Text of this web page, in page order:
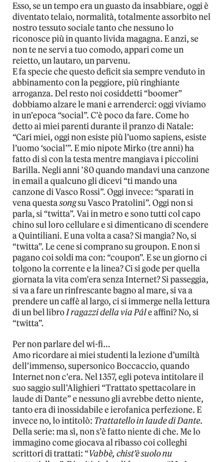
Esso, se un tempo era un guasto da insabbiare, oggi è
diventato telaio, normalità, totalmente assorbito nel
nostro tessuto sociale tanto che nessuno lo
riconosce più in quanto livida magagna. E anzi, se
non te ne servi a tuo comodo, appari come un
reietto, un lautaro, un parvenu.
E fa specie che questo deficit sia sempre venduto in
abbinamento con la peggiore, più ringhiante
arroganza. Del resto noi cosiddetti “boomer”
dobbiamo alzare le mani e arrenderci: oggi viviamo
in un’epoca “social”. C’è poco da fare. Come ho
detto ai miei parenti durante il pranzo di Natale:
“Cari miei, oggi non esiste più l’uomo sapiens, esiste
l’uomo ‘social’”. E mio nipote Mirko (tre anni) ha
fatto di sì con la testa mentre mangiava i piccolini
Barilla. Negli anni ’80 quando mandavi una canzone
in email a qualcuno gli dicevi “ti mando una
canzone di Vasco Rossi”. Oggi invece: “sparati in
vena questasongsu Vasco Pratolini”. Oggi non si
parla, si “twitta”. Vai in metro e sono tutti col capo
chino sul loro cellulare e si dimenticano di scendere
a Quintiliani. E una volta a casa? Si mangia? No, si
“twitta”. Le cene si comprano su groupon. E non si
pagano coi soldi ma con: “coupon”. E se un giorno ci
tolgono la corrente e la linea? Ci si gode per quella
giornata la vita com’era senza Internet? Si passeggia,
si va a fare un rinfrescante bagno al mare, si va a
prendere un caffè al largo, ci si immerge nella lettura
di un bel libroI ragazzi della via Pále affini? No, si
“twitta”.
Per non parlare del wi-fi…
Amo ricordare ai miei studenti la lezione d’umiltà
dell’immenso, supersonico Boccaccio, quando
Internet non c’era. Nel 1357, egli poteva intitolare il
suo saggio sull’Alighieri “Trattato spettacolare in
laude di Dante” e nessuno gli avrebbe detto niente,
tanto era di inossidabile e ierofanica perfezione. E
invece no, lo intitolò: Trattatello in laude di Dante.
Della serie: ma sì, non s’è fatto niente di che. Me lo
immagino come giocava al ribasso coi colleghi
scrittori di trattati: “Vabbè, chist’è suolo nu